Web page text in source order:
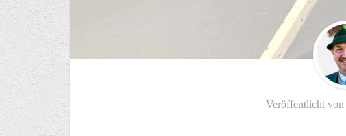
Veröffentlicht von